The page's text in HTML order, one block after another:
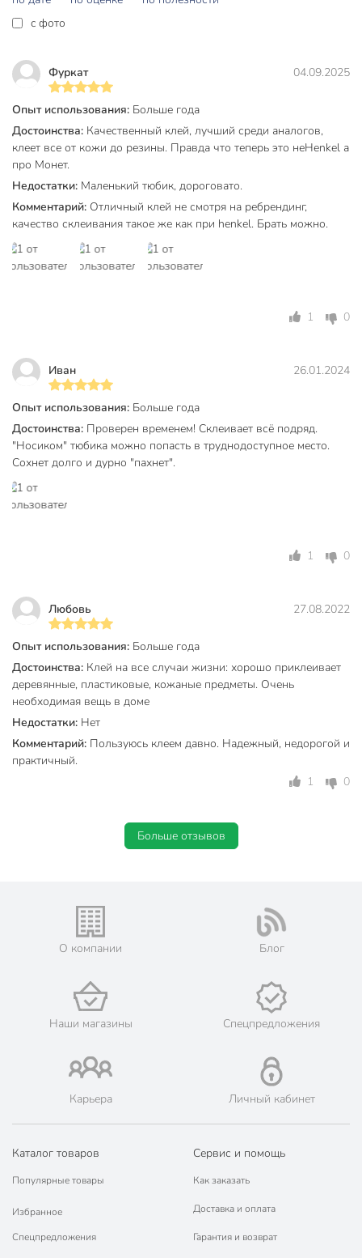
Максимальная температура
эксплуатации, °C
Бренд
Страна производства
Количество компонентов
Упаковка
тюбик
Назначение
для кожи
для резины
с химической
Тип работ
для внутренних
Консистенция
жидкий
Артикул производителя
873854
Модель
13 x 4 x 3 см
c фото
Фуркат 04.09.2025
Опыт использования: Больше года
Достоинства: Качественный клей, лучший среди аналогов,
клеет все от кожи до резины. Правда что теперь это неHenkel а
про Монет.
Недостатки: Маленький тюбик, дороговато.
Комментарий: Отличный клей не смотря на ребрендинг,
качество склеивания такое же как при henkel. Брать можно.
1 0
Иван 26.01.2024
Опыт использования: Больше года
Достоинства: Проверен временем! Склеивает всё подряд.
"Носиком" тюбика можно попасть в труднодоступное место.
Сохнет долго и дурно "пахнет".
1 0
Любовь 27.08.2022
Опыт использования: Больше года
Достоинства: Клей на все случаи жизни: хорошо приклеивает
деревянные, пластиковые, кожаные предметы. Очень
необходимая вещь в доме
Недостатки: Нет
Комментарий: Пользуюсь клеем давно. Надежный, недорогой и
практичный.
1
0
Больше отзывов
О компании Блог
Наши магазины Спецпредложения
Карьера Личный кабинет
Каталог товаров
Популярные товары
Избранное
Спецпредложения
Сервис и помощь
Как заказать
Доставка и оплата
Гарантия и возврат